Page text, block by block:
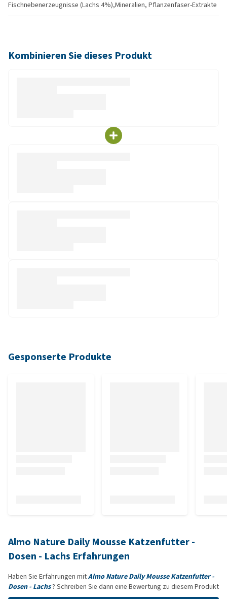
Fischnebenerzeugnisse (Lachs 4%),Mineralien, Pflanzenfaser-Extrakte
Kombinieren Sie dieses Produkt
Gesponserte Produkte
Almo Nature Daily Mousse Katzenfutter -
Dosen - Lachs Erfahrungen
Haben Sie Erfahrungen mitAlmo Nature Daily Mousse Katzenfutter -
Dosen - Lachs? Schreiben Sie dann eine Bewertung zu diesem Produkt